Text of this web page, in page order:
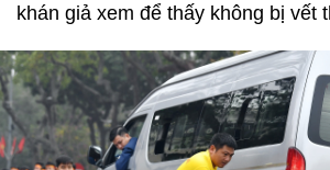
khán giả xem để thấy không bị vết